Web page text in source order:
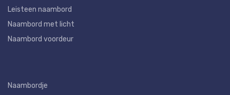
Leisteen naambord
Naambord met licht
Naambord voordeur
Naambordje